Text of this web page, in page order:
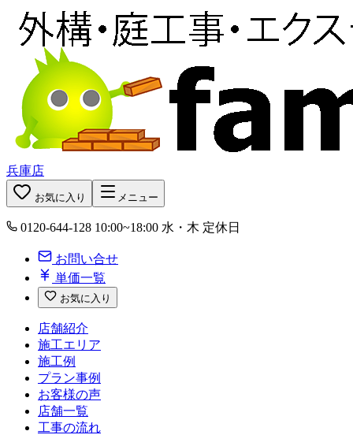
兵庫店
お気に入り メニュー
0120-644-128 10:00~18:00 水・木 定休日
お問い合せ
単価一覧
お気に入り
店舗紹介
施工エリア
施工例
プラン事例
お客様の声
店舗一覧
工事の流れ